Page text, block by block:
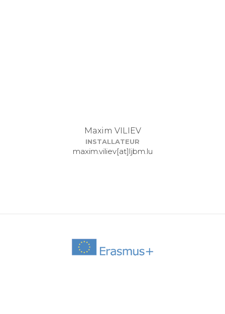
Maxim VILIEV
INSTALLATEUR
maxim.viliev[at]ljbm.lu